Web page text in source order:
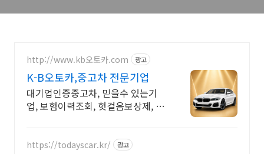
키지옵션, 색상
http://www.kb오토카.com 광고
K-B오토카,중고차 전문기업
대기업인증중고차, 믿을수 있는기
업, 보험이력조회, 헛걸음보상제, 주
이자율, 24시간실매물전산연동
https://todayscar.kr/ 광고